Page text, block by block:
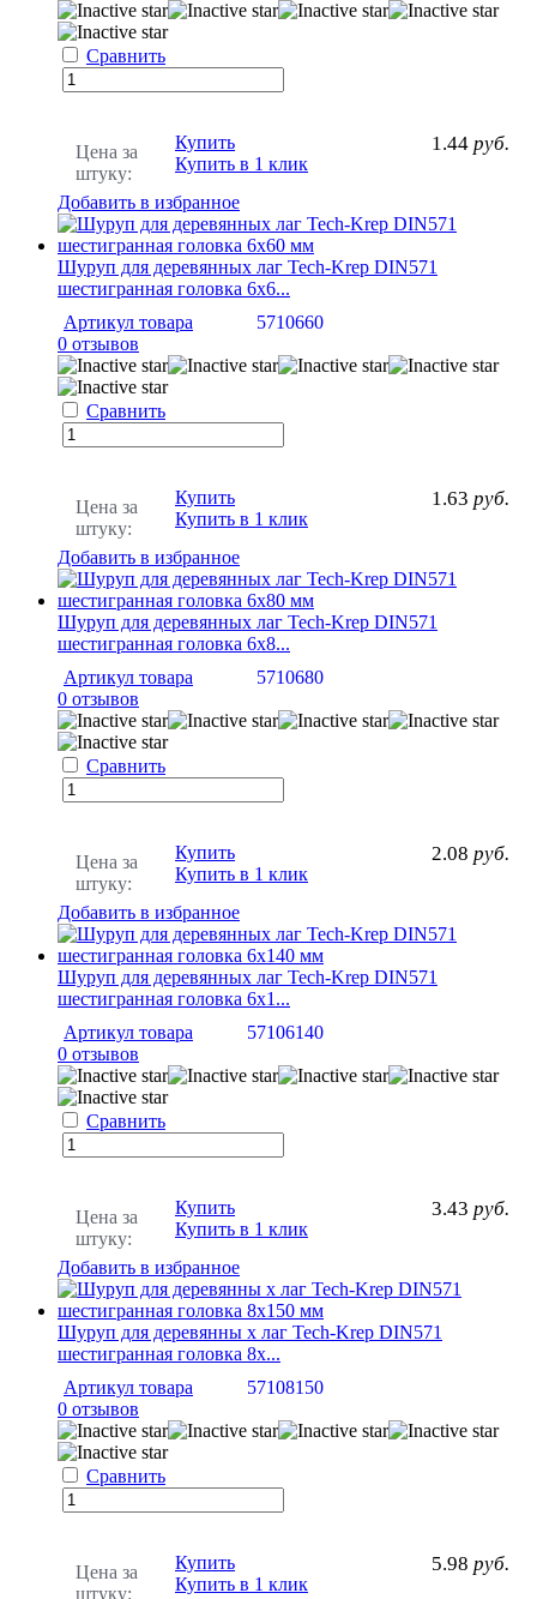
Сравнить
Цена за
штуку:
1.44 руб.
Купить
Купить в 1 клик
Добавить в избранное
Шуруп для деревянных лаг Tech-Krep DIN571
шестигранная головка 6х6...
Артикул товара
5710660
0 отзывов
Сравнить
Цена за
штуку:
1.63 руб.
Купить
Купить в 1 клик
Добавить в избранное
Шуруп для деревянных лаг Tech-Krep DIN571
шестигранная головка 6х8...
Артикул товара
5710680
0 отзывов
Сравнить
Цена за
штуку:
2.08 руб.
Купить
Купить в 1 клик
Добавить в избранное
Шуруп для деревянных лаг Tech-Krep DIN571
шестигранная головка 6х1...
Артикул товара
57106140
0 отзывов
Сравнить
Цена за
штуку:
3.43 руб.
Купить
Купить в 1 клик
Добавить в избранное
Шуруп для деревянны х лаг Tech-Krep DIN571
шестигранная головка 8х...
Артикул товара
57108150
0 отзывов
Сравнить
Цена за
штуку:
5.98 руб.
Купить
Купить в 1 клик